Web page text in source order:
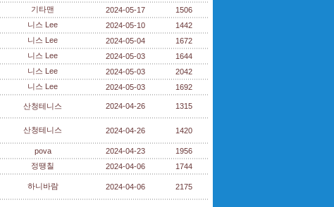
기타맨 2024-05-17
1506
니스 Lee 2024-05-10
1442
니스 Lee 2024-05-04
1672
니스 Lee 2024-05-03
1644
니스 Lee 2024-05-03
2042
니스 Lee 2024-05-03 1692
산청테니스 2024-04-26 1315
산청테니스 2024-04-26 1420
pova 2024-04-23
1956
정땡칠 2024-04-06 1744
하니바람 2024-04-06 2175